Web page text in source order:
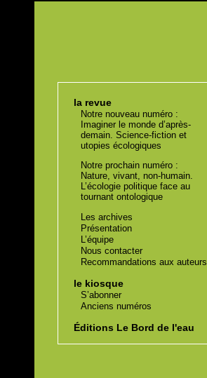
la revue
Notre nouveau numéro :
Imaginer le monde d’après-
demain. Science-fiction et
utopies écologiques
Notre prochain numéro :
Nature, vivant, non-humain.
L’écologie politique face au
tournant ontologique
Les archives
Présentation
L’équipe
Nous contacter
Recommandations aux auteurs
le kiosque
S’abonner
Anciens numéros
Éditions Le Bord de l'eau